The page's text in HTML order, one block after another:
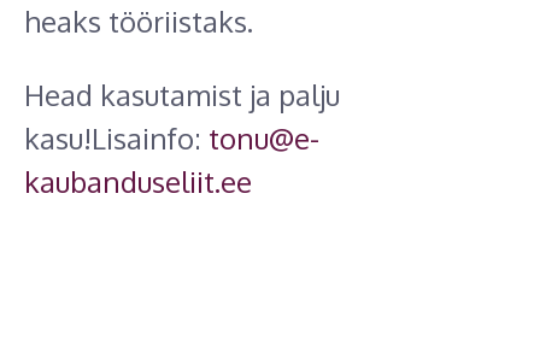
heaks tööriistaks.
Head kasutamist ja palju
kasu!Lisainfo: tonu@e-
kaubanduseliit.ee